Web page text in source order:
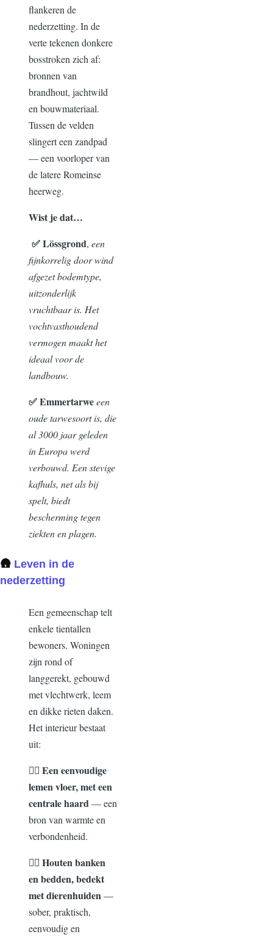
flankeren de
nederzetting. In de
verte tekenen donkere
bosstroken zich af:
bronnen van
brandhout, jachtwild
en bouwmateriaal.
Tussen de velden
slingert een zandpad
— een voorloper van
de latere Romeinse
heerweg.
Wist je dat…
✅ Lössgrond,een
fijnkorrelig door wind
afgezet bodemtype,
uitzonderlijk
vruchtbaar is. Het
vochtvasthoudend
vermogen maakt het
ideaal voor de
landbouw.
✅ Emmertarweeen
oude tarwesoort is, die
al 3000 jaar geleden
in Europa werd
verbouwd. Een stevige
kafhuls, net als bij
spelt, biedt
bescherming tegen
ziekten en plagen.
🛖 Leven in de
nederzetting
Een gemeenschap telt
enkele tientallen
bewoners. Woningen
zijn rond of
langgerekt, gebouwd
met vlechtwerk, leem
en dikke rieten daken.
Het interieur bestaat
uit:
👉🏾Een eenvoudige
lemen vloer, met een
centrale haard— een
bron van warmte en
verbondenheid.
👉🏾 Houten banken
en bedden, bedekt
met dierenhuiden—
sober, praktisch,
eenvoudig en